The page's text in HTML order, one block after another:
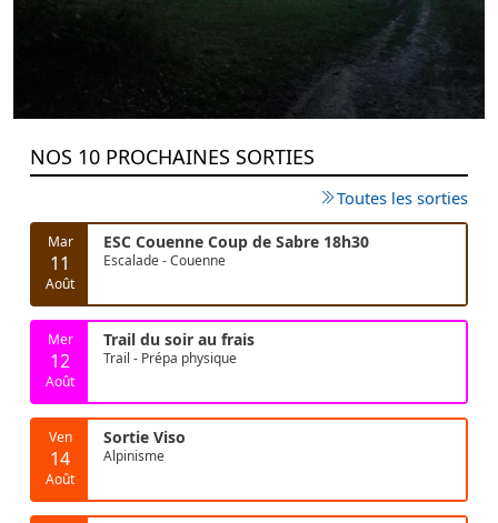
NOS 10 PROCHAINES SORTIES
Toutes les sorties
Mar
11
Août
ESC Couenne Coup de Sabre 18h30
Escalade - Couenne
Mer
12
Août
Trail du soir au frais
Trail - Prépa physique
Ven
14
Août
Sortie Viso
Alpinisme